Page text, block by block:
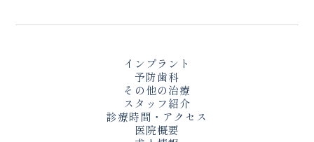
インプラント
予防歯科
その他の治療
スタッフ紹介
診療時間・アクセス
医院概要